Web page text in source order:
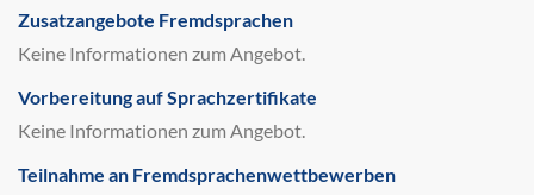
Zusatzangebote Fremdsprachen
Keine Informationen zum Angebot.
Vorbereitung auf Sprachzertifikate
Keine Informationen zum Angebot.
Teilnahme an Fremdsprachenwettbewerben